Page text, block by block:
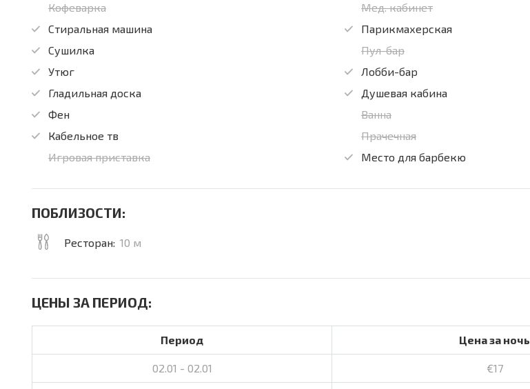
Кофеварка
Стиральная машина
Сушилка
Утюг
Гладильная доска
Фен
Кабельное тв
Игровая приставка
Мед. кабинет
Парикмахерская
Пул-бар
Лобби-бар
Душевая кабина
Ванна
Прачечная
Место для барбекю
ПОБЛИЗОСТИ:
Ресторан: 10 м
ЦЕНЫ ЗА ПЕРИОД:
Период Цена за ночь
02.01 - 02.01 €17